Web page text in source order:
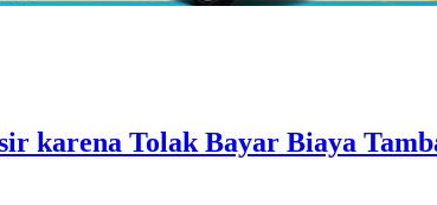
karena Tolak Bayar Biaya